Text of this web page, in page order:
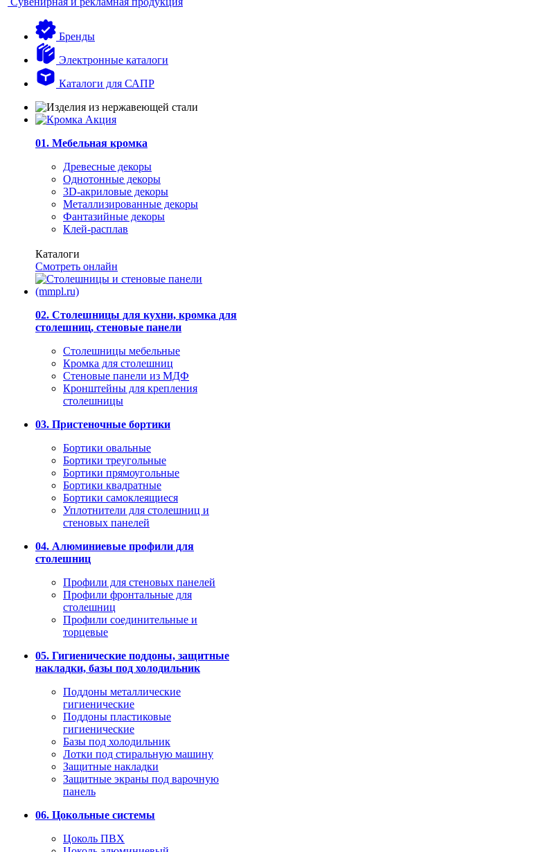
Бренды
Электронные каталоги
Каталоги для САПР
01. Мебельная кромка
Древесные декоры
Однотонные декоры
3D-акриловые декоры
Металлизированные декоры
Фантазийные декоры
Клей-расплав
Каталоги
Смотреть онлайн
02. Столешницы для кухни, кромка для
столешниц, стеновые панели
Столешницы мебельные
Кромка для столешниц
Стеновые панели из МДФ
Кронштейны для крепления
столешницы
03. Пристеночные бортики
Бортики овальные
Бортики треугольные
Бортики прямоугольные
Бортики квадратные
Бортики самоклеящиеся
Уплотнители для столешниц и
стеновых панелей
04. Алюминиевые профили для
столешниц
Профили для стеновых панелей
Профили фронтальные для
столешниц
Профили соединительные и
торцевые
05. Гигиенические поддоны, защитные
накладки, базы под холодильник
Поддоны металлические
гигиенические
Поддоны пластиковые
гигиенические
Базы под холодильник
Лотки под стиральную машину
Защитные накладки
Защитные экраны под варочную
панель
06. Цокольные системы
Цоколь ПВХ